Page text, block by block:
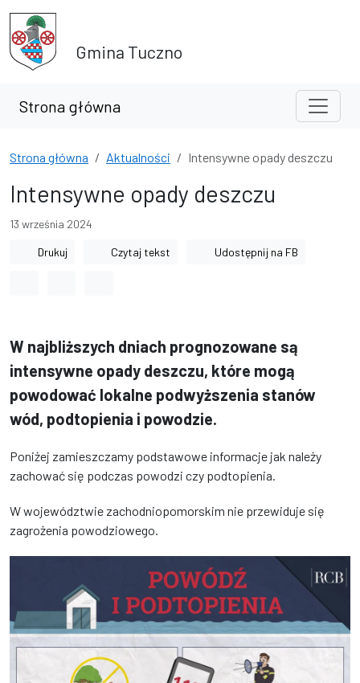
Przejdź do treści
Przejdź do wyszukiwarki
Gmina Tuczno
Strona główna
Strona główna Aktualności Intensywne opady deszczu
Intensywne opady deszczu
13 września 2024
Drukuj Czytaj tekst Udostępnij na FB
W najbliższych dniach prognozowane są
intensywne opady deszczu, które mogą
powodować lokalne podwyższenia stanów
wód, podtopienia i powodzie.
Poniżej zamieszczamy podstawowe informacje jak należy
zachować się podczas powodzi czy podtopienia.
W województwie zachodniopomorskim nie przewiduje się
zagrożenia powodziowego.